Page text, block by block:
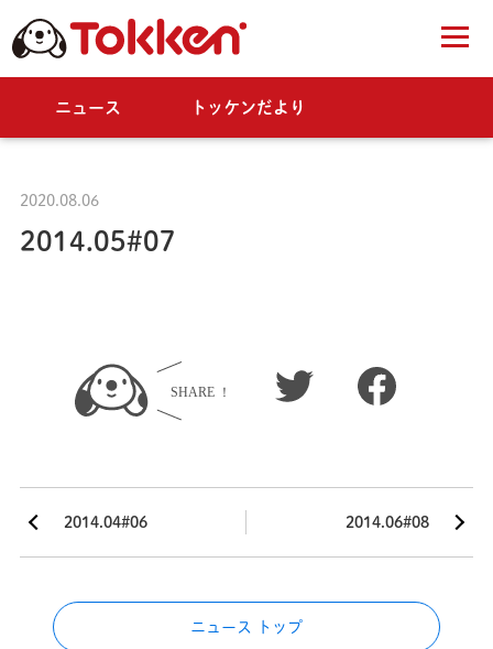
ニュース トッケンだより
2020.08.06
2014.05#07
2014.04#06 2014.06#08
ニュース トップ